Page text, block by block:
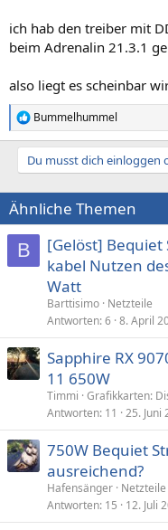
ich hab den treiber mit
beim Adrenalin 21.3.1
also liegt es scheinbar
R
e
a
i
o
n
e
n
:
Bummelhummel
Du musst dich einloggen
Ähnliche Themen
B
[Gelöst] Bequiet
kabel Nutzen
Watt
Barttisimo Netzteile
Antworten 6 8. April
Sapphire RX
11 650W
Timmi Grafikkarten:
Antworten 11 25. Juni
750W Bequiet
ausreichend?
Hafensänger Netzteile
Antworten 15 12. Juli